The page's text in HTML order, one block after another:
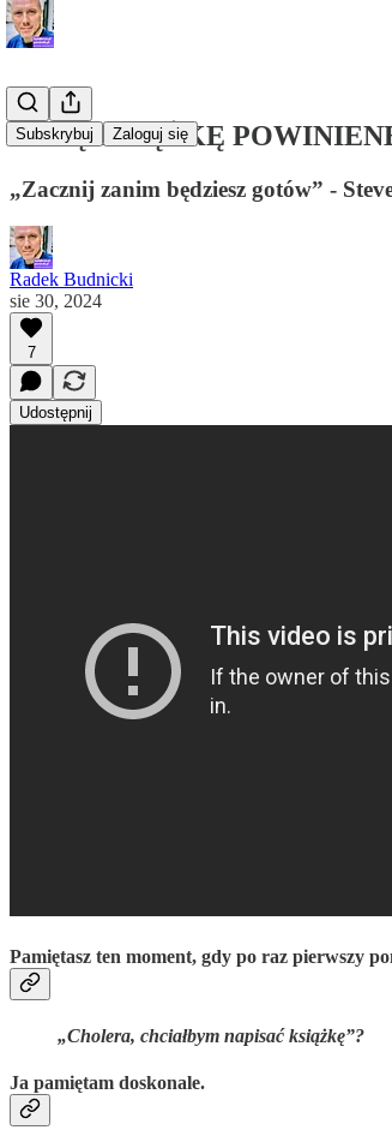
Subskrybuj Zaloguj się
JAKĄ KSIĄŻKĘ
„Zacznij zanim będziesz gotów” -
Radek Budnicki
sie 30, 2024
7
Udostępnij
Pamiętasz ten moment, gdy po raz pierwszy
„Cholera, chciałbym napisać książkę”?
Ja pamiętam doskonale.